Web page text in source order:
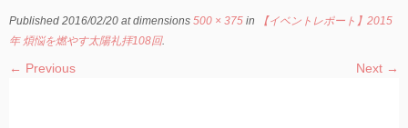
Published 2016/02/20 at dimensions 500 × 375 in 【イベントレポート】2015
年 煩悩を燃やす太陽礼拝108回.
← Previous Next →